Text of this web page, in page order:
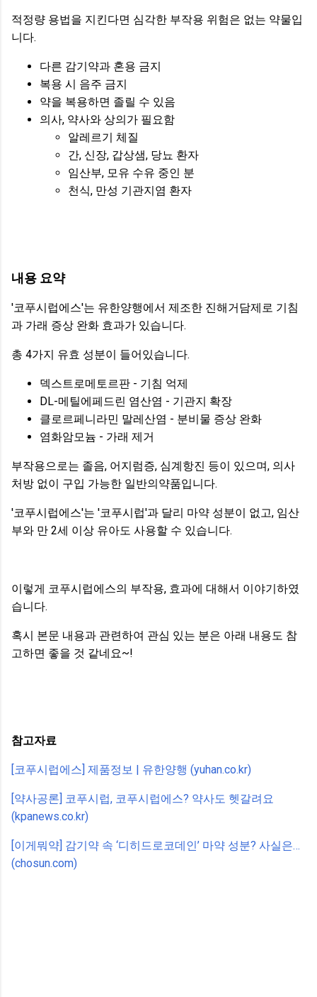
적정량 용법을 지킨다면 심각한 부작용 위험은 없는 약물입
니다.
다른 감기약과 혼용 금지
복용 시 음주 금지
약을 복용하면 졸릴 수 있음
의사, 약사와 상의가 필요함
알레르기 체질
간, 신장, 갑상샘, 당뇨 환자
임산부, 모유 수유 중인 분
천식, 만성 기관지염 환자
내용 요약
'코푸시럽에스'는 유한양행에서 제조한 진해거담제로 기침
과 가래 증상 완화 효과가 있습니다.
총 4가지 유효 성분이 들어있습니다.
덱스트로메토르판 - 기침 억제
DL-메틸에페드린 염산염 - 기관지 확장
클로르페니라민 말레산염 - 분비물 증상 완화
염화암모늄 - 가래 제거
부작용으로는 졸음, 어지럼증, 심계항진 등이 있으며, 의사
처방 없이 구입 가능한 일반의약품입니다.
'코푸시럽에스'는 '코푸시럽'과 달리 마약 성분이 없고, 임산
부와 만 2세 이상 유아도 사용할 수 있습니다.
이렇게 코푸시럽에스의 부작용, 효과에 대해서 이야기하였
습니다.
혹시 본문 내용과 관련하여 관심 있는 분은 아래 내용도 참
고하면 좋을 것 같네요~!
참고자료
[코푸시럽에스] 제품정보 | 유한양행 (yuhan.co.kr)
[약사공론] 코푸시럽, 코푸시럽에스? 약사도 헷갈려요
(kpanews.co.kr)
[이게뭐약] 감기약 속 ‘디히드로코데인’ 마약 성분? 사실은…
(chosun.com)